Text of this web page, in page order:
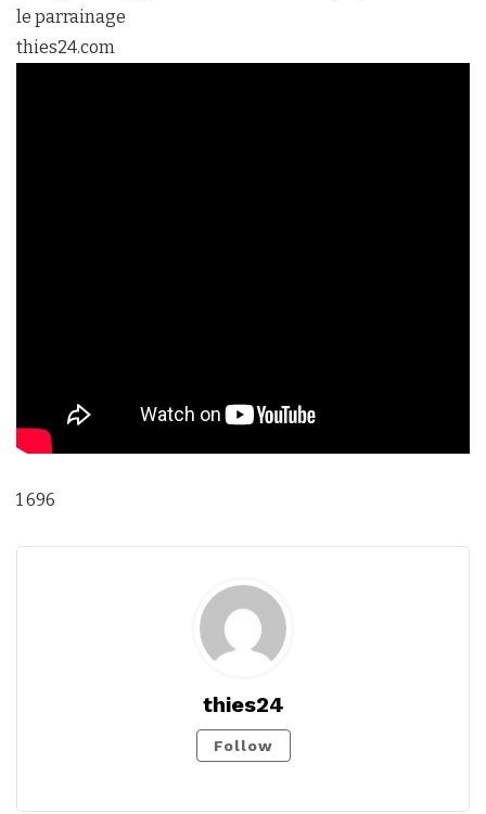
le parrainage
thies24.com
1 696
thies24
Follow